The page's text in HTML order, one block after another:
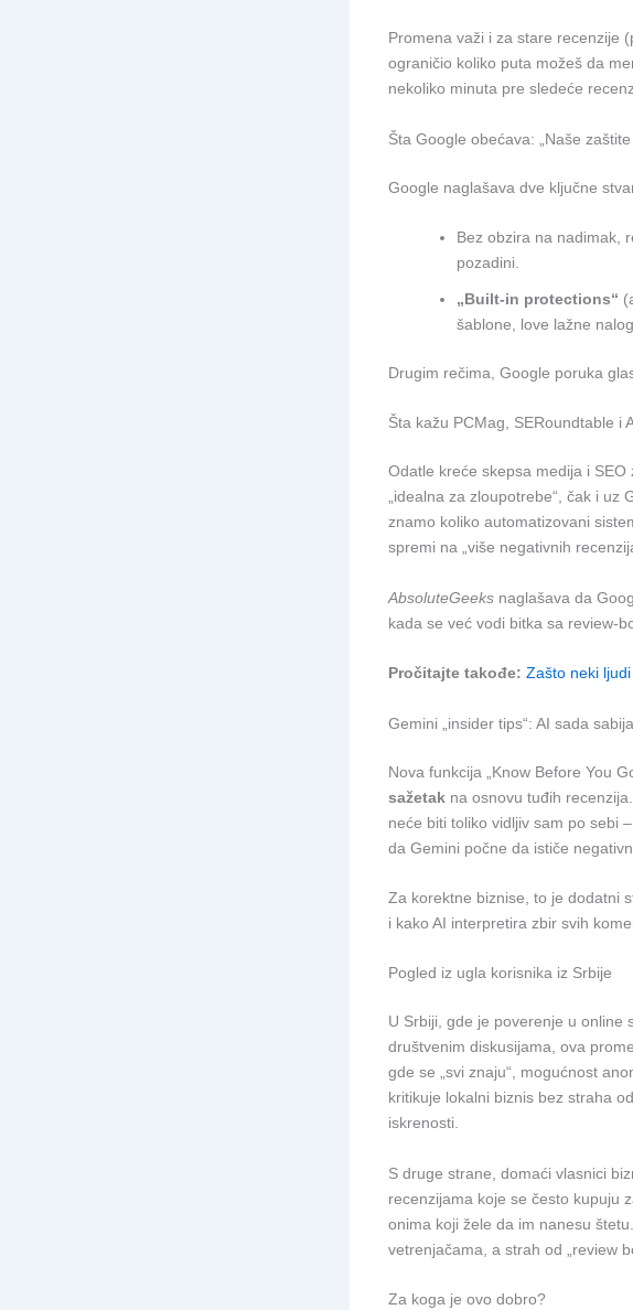
Promena važi i za stare recenzije
ograničio koliko puta možeš da
nekoliko minuta pre sledeće
Šta Google obećava: „Naše
Google naglašava dve ključne
Bez obzira na nadimak,
pozadini.
„Built-in protections“
šablone, love lažne
Drugim rečima, Google poruka
Šta kažu PCMag, SERoundtable i
Odatle kreće skepsa medija i SEO
„idealna za zloupotrebe“, čak i uz
znamo koliko automatizovani
spremi na „više negativnih
AbsoluteGeeks naglašava da
kada se već vodi bitka sa review-
Pročitajte takođe: Zašto neki
Gemini „insider tips“: AI sada
Nova funkcija „Know Before You
sažetak na osnovu tuđih
neće biti toliko vidljiv sam po sebi
da Gemini počne da ističe
Za korektne biznise, to je dodatni
i kako AI interpretira zbir svih
Pogled iz ugla korisnika iz Srbije
U Srbiji, gde je poverenje u online
društvenim diskusijama, ova
gde se „svi znaju“, mogućnost
kritikuje lokalni biznis bez straha
iskrenosti.
S druge strane, domaći vlasnici
recenzijama koje se često kupuju
onima koji žele da im nanesu
vetrenjačama, a strah od „review
Za koga je ovo dobro?